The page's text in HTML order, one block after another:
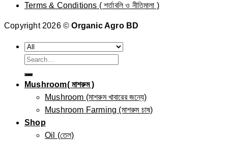
Terms & Conditions ( শর্তাবলি ও নীতিমালা )
Copyright 2026 ©Organic Agro BD
Search
for:
Mushroom( মাশরুম )
Mushroom (মাশরুম খাবারের জন্যে)
Mushroom Farming (মাশরুম চাষ)
Shop
Oil (তেল)